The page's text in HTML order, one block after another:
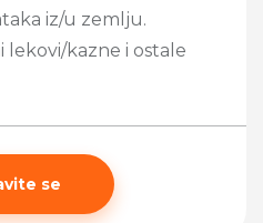
iz/u zemlju.
kazne i ostale
se